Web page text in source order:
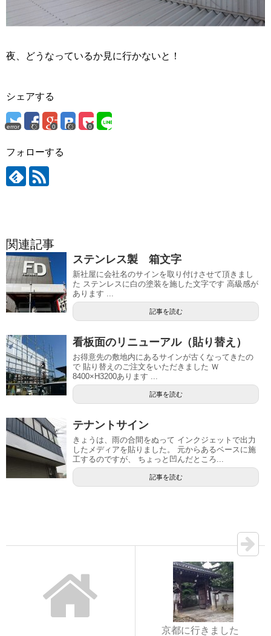
夜、どうなっているか見に行かないと！
シェアする
error 0 0
フォローする
関連記事
ステンレス製 箱文字
新社屋に会社名のサインを取り付けさせて頂きまし
た ステンレスに白の塗装を施した文字です 高級感が
あります ...
記事を読む
看板面のリニューアル（貼り替え）
お得意先の敷地内にあるサインが古くなってきたの
で 貼り替えのご注文をいただきました Ｗ
8400×H3200あります ...
記事を読む
テナントサイン
きょうは、雨の合間をぬって インクジェットで出力
したメディアを貼りました。 元からあるベースに施
工するのですが、 ちょっと凹んだところ...
記事を読む
京都に行きました